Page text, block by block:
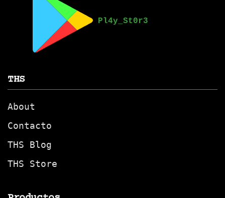
THS
About
Contacto
THS Blog
THS Store